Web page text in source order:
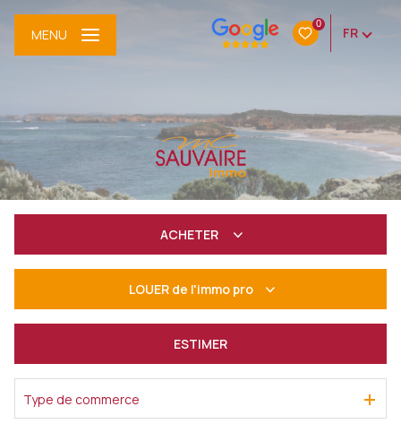
0
FR
MENU
ACHETER
LOUER de l'immo pro
De l'immo pro
ESTIMER
Type de commerce